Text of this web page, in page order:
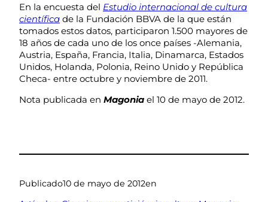
En la encuesta del Estudio internacional de cultura
científica de la Fundación BBVA de la que están
tomados estos datos, participaron 1.500 mayores de
18 años de cada uno de los once países -Alemania,
Austria, España, Francia, Italia, Dinamarca, Estados
Unidos, Holanda, Polonia, Reino Unido y República
Checa- entre octubre y noviembre de 2011.
Nota publicada en Magonia el 10 de mayo de 2012.
Publicado10 de mayo de 2012en